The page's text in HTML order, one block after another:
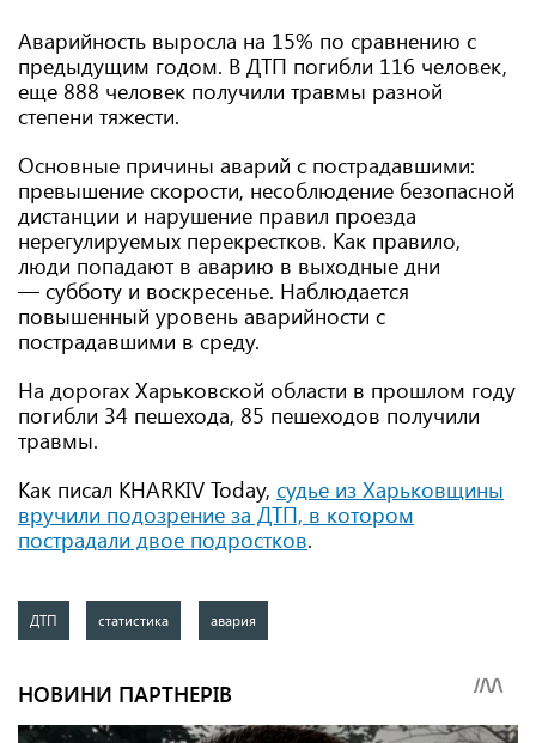
Аварийность выросла на 15% по сравнению с
предыдущим годом. В ДТП погибли 116 человек,
еще 888 человек получили травмы разной
степени тяжести.
Основные причины аварий с пострадавшими:
превышение скорости, несоблюдение безопасной
дистанции и нарушение правил проезда
нерегулируемых перекрестков. Как правило,
люди попадают в аварию в выходные дни
— субботу и воскресенье. Наблюдается
повышенный уровень аварийности с
пострадавшими в среду.
На дорогах Харьковской области в прошлом году
погибли 34 пешехода, 85 пешеходов получили
травмы.
Как писал KHARKIV Today, судье из Харьковщины
вручили подозрение за ДТП, в котором
пострадали двое подростков.
ДТП статистика авария